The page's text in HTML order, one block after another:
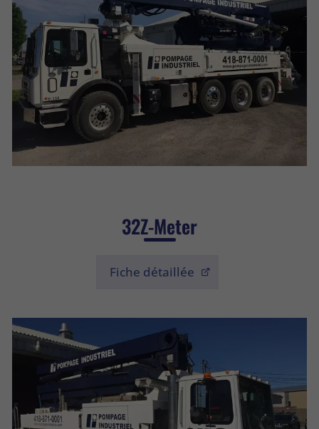
32Z-Meter
Fiche détaillée